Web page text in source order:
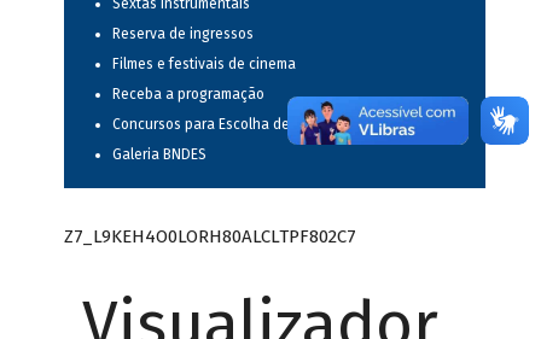
Sextas instrumentais
Reserva de ingressos
Filmes e festivais de cinema
Receba a programação
Concursos para Escolha de Espetáculos Musicais
Galeria BNDES
Z7_L9KEH4O0LORH80ALCLTPF802C7